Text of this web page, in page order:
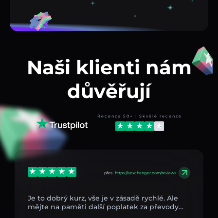
Naši klienti nám
důvěřují
Recenze 50+ | Skvělé recenze
přes https://aexchanger.com/reviews
Je to dobrý kurz, vše je v zásadě rychlé. Ale
mějte na paměti další poplatek za převody…